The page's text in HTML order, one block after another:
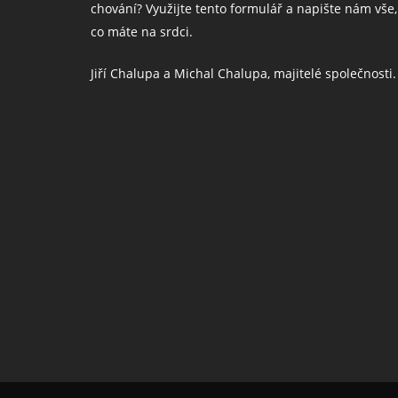
chování? Využijte tento formulář a napište nám vše,
co máte na srdci.
Jiří Chalupa a Michal Chalupa, majitelé společnosti.